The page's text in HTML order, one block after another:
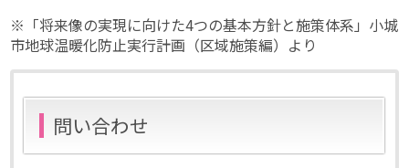
※「将来像の実現に向けた4つの基本方針と施策体系」小城
市地球温暖化防止実行計画（区域施策編）より
問い合わせ